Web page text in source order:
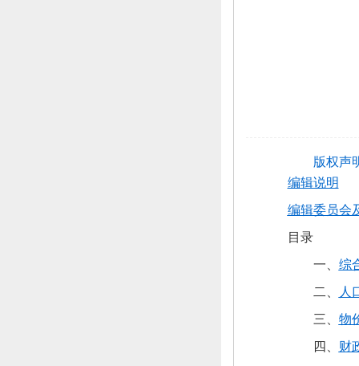
版权声
编辑说明
编辑委员会
目录
一、 综
二、
人
三、 物
四、 财